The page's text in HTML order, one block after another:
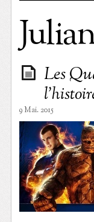
Les
9 Mai. 2015